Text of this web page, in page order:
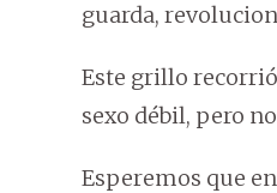
guarda,
Este grillo
sexo débil, pero
Esperemos que